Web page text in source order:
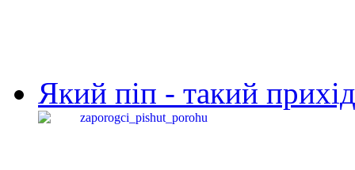
Який піп - такий